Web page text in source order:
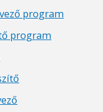
program
program